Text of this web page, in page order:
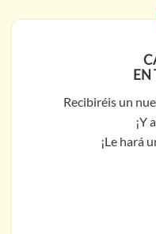
EN
Recibiréis un
¡Y
¡Le hará